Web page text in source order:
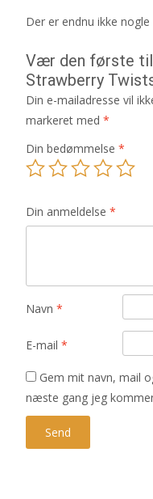
Der er endnu ikke nogle
Vær den første til
Strawberry
Din e-mailadresse vil
markeret med *
Din bedømmelse *
Din anmeldelse *
Navn *
E-mail *
Gem mit navn, mail
næste gang jeg